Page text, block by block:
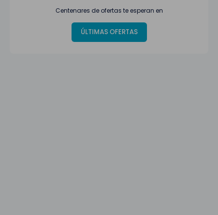
Centenares de ofertas te esperan en
ÚLTIMAS OFERTAS